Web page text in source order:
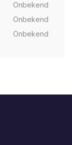
Onbekend
Onbekend
Onbekend